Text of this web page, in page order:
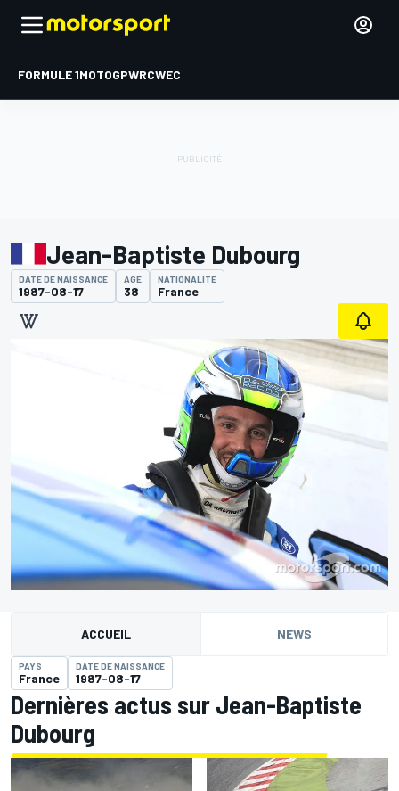
FORMULE 1MOTOGPWRCWEC
Jean-Baptiste Dubourg
DATE DE NAISSANCE
1987-08-17
ÂGE
38
NATIONALITÉ
France
ACCUEIL NEWS
PAYS
France
DATE DE NAISSANCE
1987-08-17
Dernières actus sur Jean-Baptiste
Dubourg